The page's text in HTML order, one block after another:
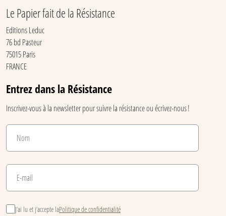
Le Papier fait de la Résistance
Editions Leduc
76 bd Pasteur
75015 Paris
FRANCE
Entrez dans la Résistance
Inscrivez-vous à la newsletter pour suivre la résistance ou écrivez-nous !
J’ai lu et j’accepte laPolitique de confidentialité